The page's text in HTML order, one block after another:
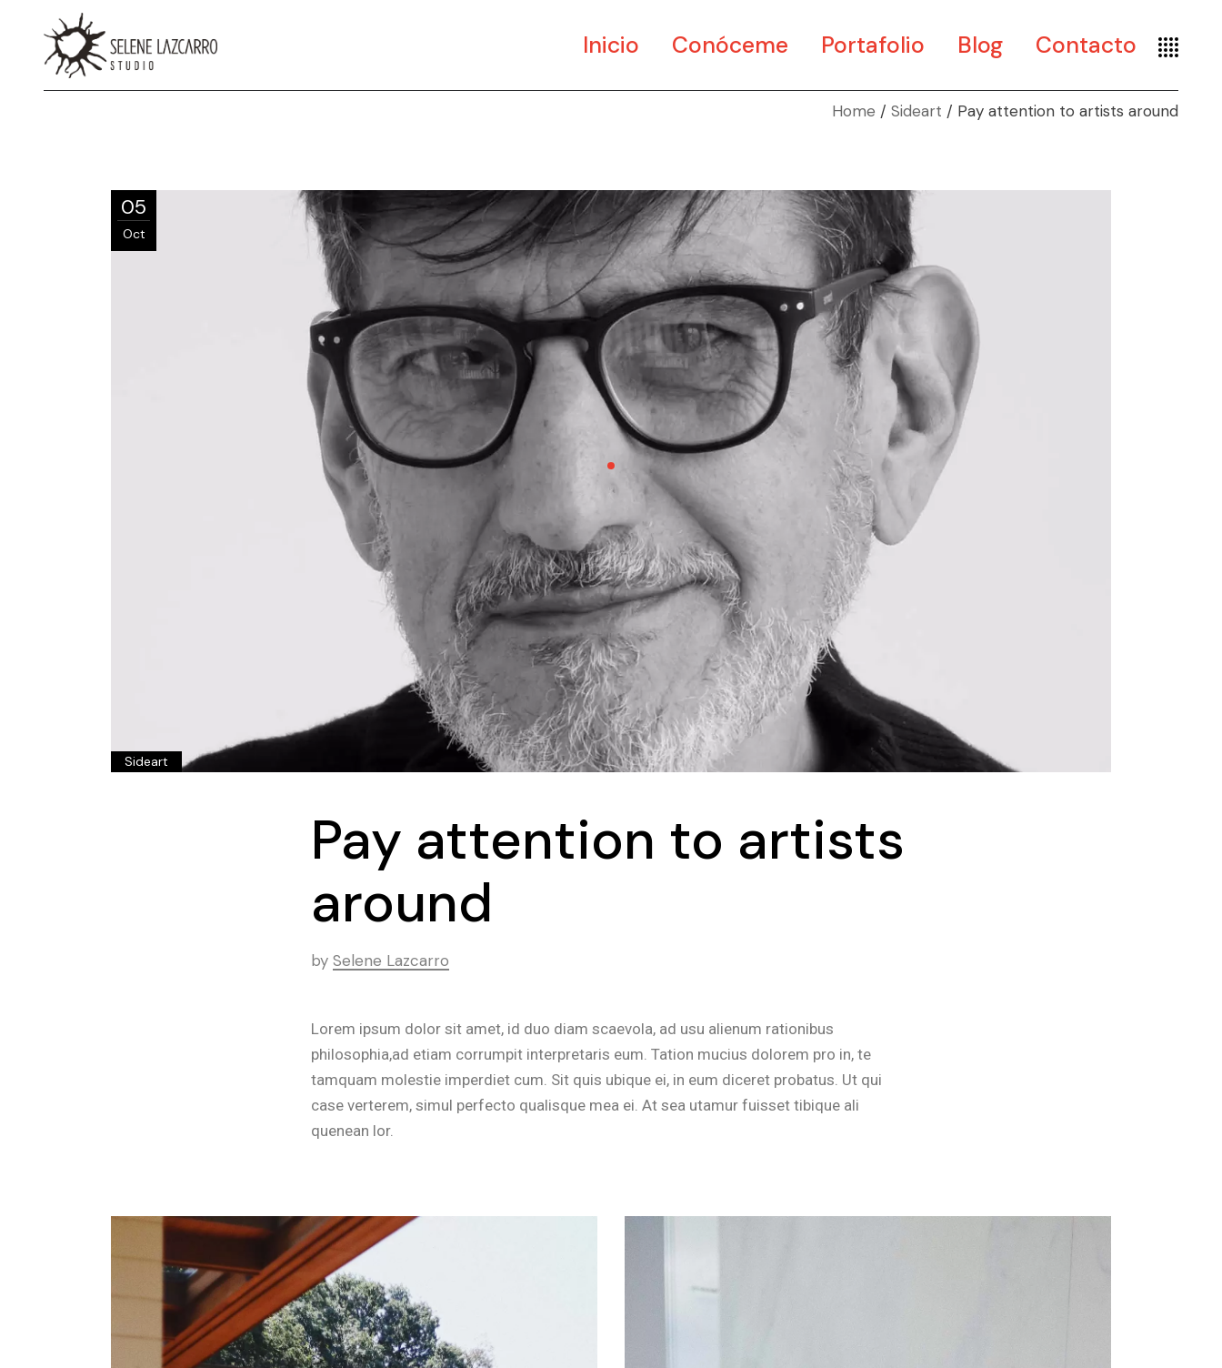
Inicio Conóceme Portafolio
Museografía
Blog Contacto
Home Sideart Pay attention to artists around
05
Oct
Sideart
Pay attention to artists
around
by Selene Lazcarro
Lorem ipsum dolor sit amet, id duo diam scaevola, ad usu alienum rationibus
philosophia,ad etiam corrumpit interpretaris eum. Tation mucius dolorem pro in, te
tamquam molestie imperdiet cum. Sit quis ubique ei, in eum diceret probatus. Ut qui
case verterem, simul perfecto qualisque mea ei. At sea utamur fuisset tibique ali
quenean lor.